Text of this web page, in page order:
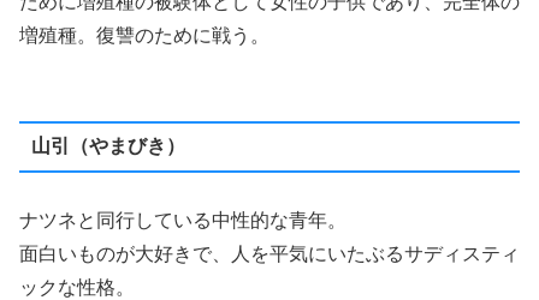
増殖種。復讐のために戦う。
山引（やまびき）
ナツネと同行している中性的な青年。
面白いものが大好きで、人を平気にいたぶるサディスティ
ックな性格。